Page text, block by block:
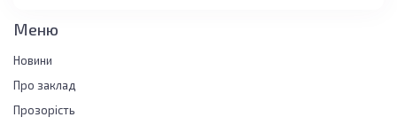
Меню
Новини
Про заклад
Прозорість